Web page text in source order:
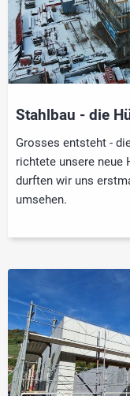
Stahlbau - die
Grosses entsteht -
richtete unsere neue
durften wir uns
umsehen.